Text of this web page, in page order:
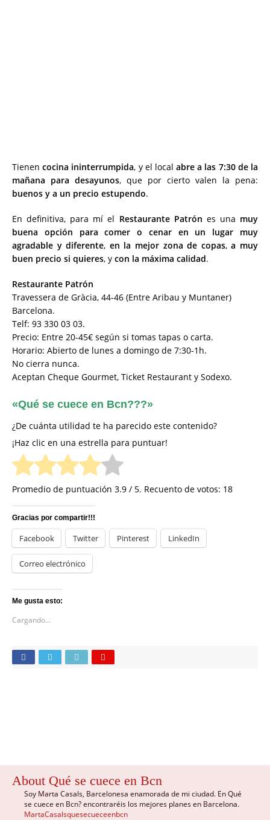
Tienencocina ininterrumpida, y el localabre a las 7:30 de la
mañana para desayunos, que por cierto valen la pena:
buenos y a un precio estupendo.
En definitiva, para mí el Restaurante Patrón es una muy
buena opción para comer o cenar en un lugar muy
agradable y diferente, en la mejor zona de copas,a muy
buen precio si quieres, y con la máxima calidad.
Restaurante Patrón
Travessera de Gràcia, 44-46 (Entre Aribau y Muntaner)
Barcelona.
Telf: 93 330 03 03.
Precio: Entre 20-45€ según si tomas tapas o carta.
Horario: Abierto de lunes a domingo de 7:30-1h.
No cierra nunca.
Aceptan Cheque Gourmet, Ticket Restaurant y Sodexo.
«Qué se cuece en Bcn???»
¿De cuánta utilidad te ha parecido este contenido?
¡Haz clic en una estrella para puntuar!
Promedio de puntuación 3.9 / 5. Recuento de votos: 18
Gracias por compartir!!!
Facebook Twitter Pinterest LinkedIn
Correo electrónico
Me gusta esto:
Cargando...
About Qué se cuece en Bcn
Soy Marta Casals, Barcelonesa enamorada de mi ciudad. En Qué
se cuece en Bcn? encontraréis los mejores planes en Barcelona.
MartaCasalsquesecueceenbcn